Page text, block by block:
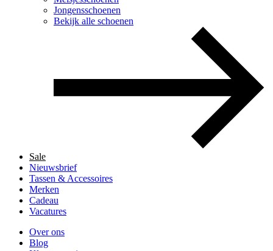
Jongensschoenen
Bekijk alle schoenen
Sale
Nieuwsbrief
Tassen & Accessoires
Merken
Cadeau
Vacatures
Over ons
Blog